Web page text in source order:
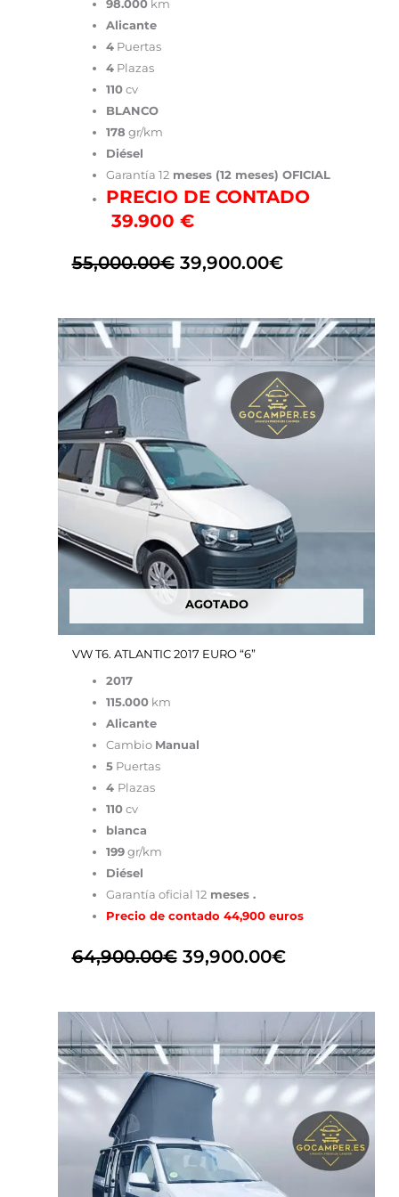
98.000km
Alicante
4Puertas
4Plazas
110cv
BLANCO
178 gr/km
Diésel
Garantía 12meses (12 meses) OFICIAL
PRECIO DE CONTADO
39.900 €
55,000.00€ 39,900.00€
AGOTADO
VW T6. ATLANTIC 2017 EURO “6”
2017
115.000km
Alicante
Cambio Manual
5Puertas
4 Plazas
110cv
blanca
199gr/km
Diésel
Garantía oficial 12meses .
Precio de contado 44,900 euros
64,900.00€
El
precio
original
era:
64,900.00€.
39,900.00€
El
precio
actual
es:
39,900.00€.
precio
original
era:
El
precio
actual
es:
59,900.00€.